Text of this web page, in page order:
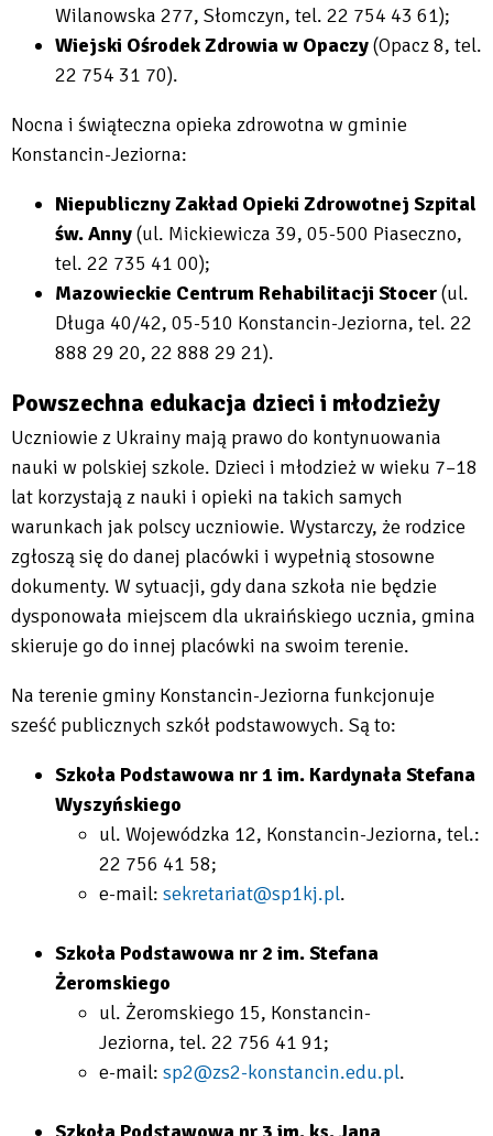
Wilanowska 277, Słomczyn, tel. 22 754 43 61);
Wiejski Ośrodek Zdrowia w Opaczy(Opacz 8, tel.
22 754 31 70).
Nocna i świąteczna opieka zdrowotna w gminie
Konstancin-Jeziorna:
Niepubliczny Zakład Opieki Zdrowotnej Szpital
św. Anny(ul. Mickiewicza 39, 05-500 Piaseczno,
tel. 22 735 41 00);
Mazowieckie Centrum Rehabilitacji Stocer(ul.
Długa 40/42, 05-510 Konstancin-Jeziorna, tel. 22
888 29 20, 22 888 29 21).
Powszechna edukacja dzieci i młodzieży
Uczniowie z Ukrainy mają prawo do kontynuowania
nauki w polskiej szkole. Dzieci i młodzież w wieku 7–18
lat korzystają z nauki i opieki na takich samych
warunkach jak polscy uczniowie. Wystarczy, że rodzice
zgłoszą się do danej placówki i wypełnią stosowne
dokumenty. W sytuacji, gdy dana szkoła nie będzie
dysponowała miejscem dla ukraińskiego ucznia, gmina
skieruje go do innej placówki na swoim terenie.
Na terenie gminy Konstancin-Jeziorna funkcjonuje
sześć publicznych szkół podstawowych. Są to:
Szkoła Podstawowa nr 1 im. Kardynała Stefana
Wyszyńskiego
ul. Wojewódzka 12, Konstancin-Jeziorna, tel.:
22 756 41 58;
e-mail: sekretariat@sp1kj.pl.
Szkoła Podstawowa nr 2 im. Stefana
Żeromskiego
ul. Żeromskiego 15, Konstancin-
Jeziorna, tel. 22 756 41 91;
e-mail: sp2@zs2-konstancin.edu.pl.